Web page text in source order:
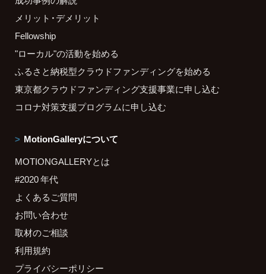
メリット・デメリット
Fellowship
"ローカル"の活動を始める
ふるさと納税型クラウドファンディングを始める
東京都クラウドファンディング支援事業に申し込む
コロナ対策支援プログラムに申し込む
MotionGalleryについて
MOTIONGALLERYとは
#2020 年代
よくあるご質問
お問い合わせ
取材のご相談
利用規約
プライバシーポリシー